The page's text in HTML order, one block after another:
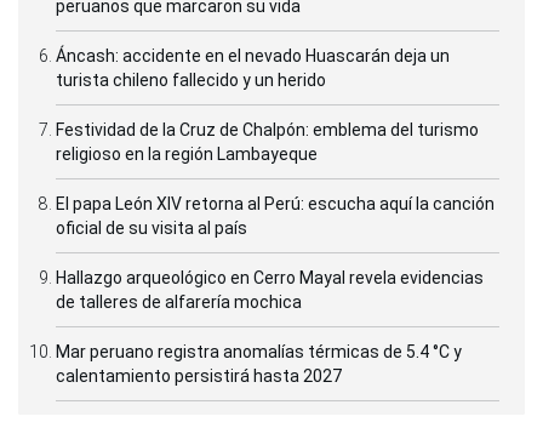
peruanos que marcaron su vida
Áncash: accidente en el nevado Huascarán deja un
turista chileno fallecido y un herido
Festividad de la Cruz de Chalpón: emblema del turismo
religioso en la región Lambayeque
El papa León XIV retorna al Perú: escucha aquí la canción
oficial de su visita al país
Hallazgo arqueológico en Cerro Mayal revela evidencias
de talleres de alfarería mochica
Mar peruano registra anomalías térmicas de 5.4 °C y
calentamiento persistirá hasta 2027